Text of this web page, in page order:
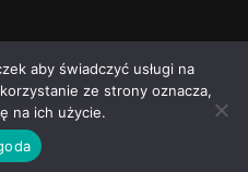
WYKORZYSTUJE PLIKI COOKIES |
PRYWATNOŚCI
aby świadczyć usługi na
ze strony oznacza,
na ich użycie.